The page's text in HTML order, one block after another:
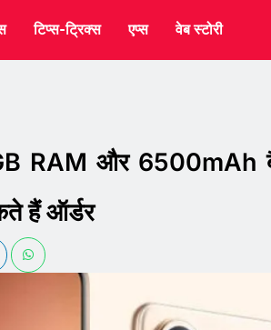
टिप्स-ट्रिक्स एप्स वेब स्टोरी
RAM और 6500mAh
हैं ऑर्डर